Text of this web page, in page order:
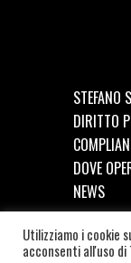
STEFANO
DIRITTO
DOVE
NEWS
©2026
Utilizziamo i cookie
acconsenti all'uso